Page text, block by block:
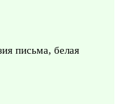
письма, белая